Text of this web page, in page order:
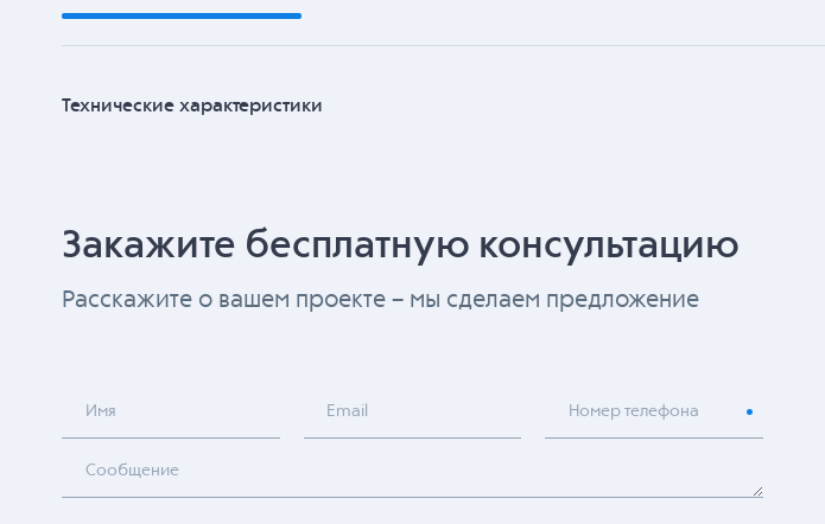
Технические характеристики
Закажите бесплатную консультацию
Расскажите о вашем проекте – мы сделаем предложение
Имя Email Номер телефона
Сообщение